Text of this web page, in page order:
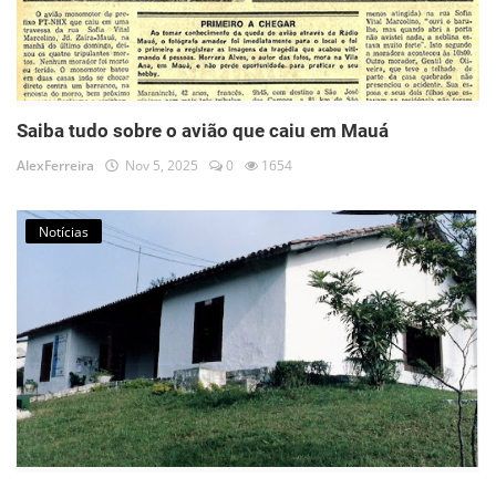
Saiba tudo sobre o avião que caiu em Mauá
AlexFerreira Nov 5, 2025 0 1654
Notícias